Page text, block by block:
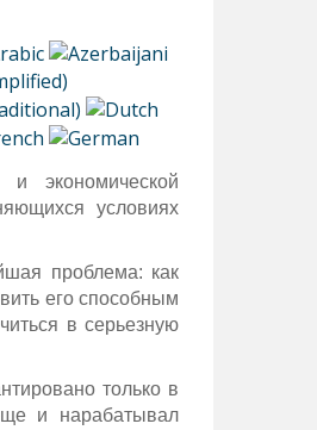
и экономической
условиях
проблема: как
его способным
в серьезную
только в
и нарабатывал